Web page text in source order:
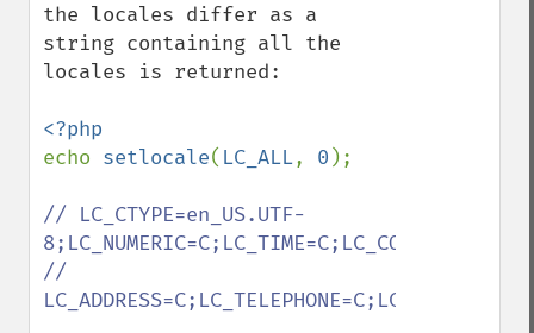
the locales differ as a
string containing all the
locales is returned:
echo setlocale( LC_ALL, 0 );
// LC_CTYPE=en_US.UTF-
//